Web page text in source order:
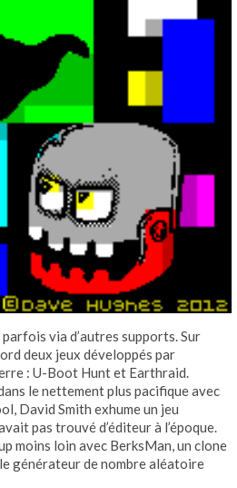
via d’autres supports. Sur
deux jeux développés par
: U-Boot Hunt et Earthraid.
le nettement plus pacifique avec
David Smith exhume un jeu
pas trouvé d’éditeur à l’époque.
moins loin avec BerksMan, un clone
générateur de nombre aléatoire